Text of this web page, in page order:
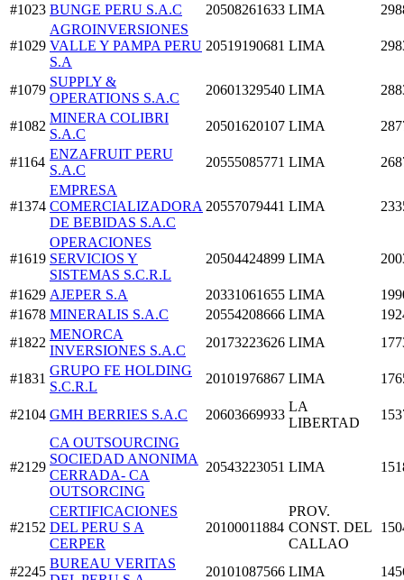
#1023 BUNGE PERU S.A.C 20508261633 LIMA
#1029
AGROINVERSIONES
VALLE Y PAMPA PERU
S.A
20519190681 LIMA
#1079
SUPPLY &
OPERATIONS S.A.C
20601329540 LIMA
#1082
MINERA COLIBRI
S.A.C
20501620107 LIMA
#1164
ENZAFRUIT PERU
S.A.C
20555085771 LIMA
#1374
EMPRESA
COMERCIALIZADORA
DE BEBIDAS S.A.C
20557079441 LIMA
#1619
OPERACIONES
SERVICIOS Y
SISTEMAS S.C.R.L
20504424899 LIMA
#1629 AJEPER S.A 20331061655 LIMA
#1678 MINERALIS S.A.C 20554208666 LIMA
#1822
MENORCA
INVERSIONES S.A.C
20173223626 LIMA
#1831
GRUPO FE HOLDING
S.C.R.L
20101976867 LIMA
#2104 GMH BERRIES S.A.C 20603669933
LA
LIBERTAD
#2129
CA OUTSOURCING
SOCIEDAD ANONIMA
CERRADA- CA
OUTSORCING
20543223051 LIMA
#2152
CERTIFICACIONES
DEL PERU S A
CERPER
20100011884
PROV.
CONST. DEL
CALLAO
#2245
BUREAU VERITAS
20101087566 LIMA